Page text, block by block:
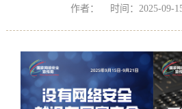
作者： 时间：2025-09-